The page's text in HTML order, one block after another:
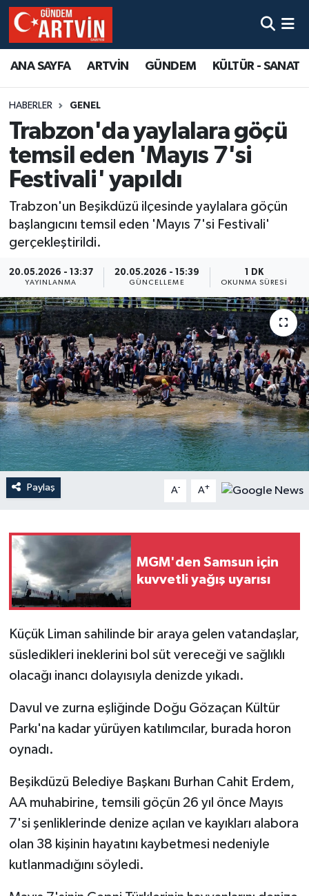
ANA SAYFA ARTVİN GÜNDEM KÜLTÜR - SANAT
HABERLER GENEL
Trabzon'da yaylalara göçü
temsil eden 'Mayıs 7'si
Festivali' yapıldı
Trabzon'un Beşikdüzü ilçesinde yaylalara göçün
başlangıcını temsil eden 'Mayıs 7'si Festivali'
gerçekleştirildi.
20.05.2026 - 13:37
YAYINLANMA
20.05.2026 - 15:39
GÜNCELLEME
1 DK
OKUNMA SÜRESI
Paylaş A- A+
MGM'den Samsun için
kuvvetli yağış uyarısı
Küçük Liman sahilinde bir araya gelen vatandaşlar,
süsledikleri ineklerini bol süt vereceği ve sağlıklı
olacağı inancı dolayısıyla denizde yıkadı.
Davul ve zurna eşliğinde Doğu Gözaçan Kültür
Parkı'na kadar yürüyen katılımcılar, burada horon
oynadı.
Beşikdüzü Belediye Başkanı Burhan Cahit Erdem,
AA muhabirine, temsili göçün 26 yıl önce Mayıs
7'si şenliklerinde denize açılan ve kayıkları alabora
olan 38 kişinin hayatını kaybetmesi nedeniyle
kutlanmadığını söyledi.